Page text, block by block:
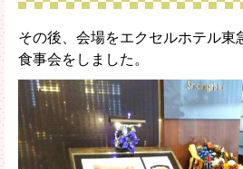
その後、会場をエクセルホテル東
食事会をしました。